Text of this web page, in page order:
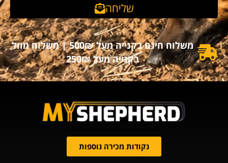
שליחה
משלוח חינם בקנייה מעל 500₪ | משלוח מוזל
בקנייה מעל 250₪
נקודות מכירה נוספות